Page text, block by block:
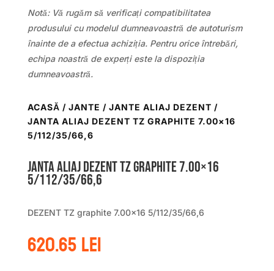
Notă: Vă rugăm să verificați compatibilitatea
produsului cu modelul dumneavoastră de autoturism
înainte de a efectua achiziția. Pentru orice întrebări,
echipa noastră de experți este la dispoziția
dumneavoastră.
ACASĂ / JANTE / JANTE ALIAJ DEZENT /
JANTA ALIAJ DEZENT TZ GRAPHITE 7.00×16
5/112/35/66,6
Janta aliaj DEZENT TZ graphite 7.00×16
5/112/35/66,6
DEZENT TZ graphite 7.00×16 5/112/35/66,6
620.65lei